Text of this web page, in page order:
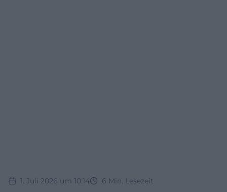
1. Juli 2026 um 10:14 6 Min. Lesezeit